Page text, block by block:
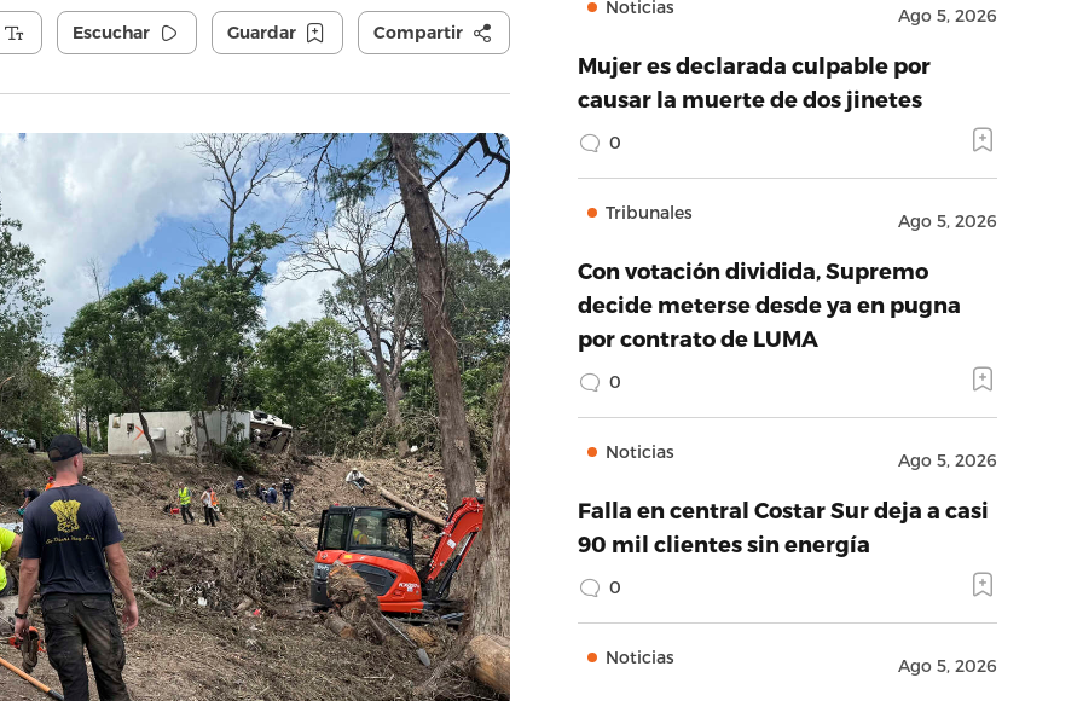
Escuchar Guardar Compartir
Noticias Ago 5, 2026
Mujer es declarada culpable por
causar la muerte de dos jinetes
0
Tribunales Ago 5, 2026
Con votación dividida, Supremo
decide meterse desde ya en pugna
por contrato de LUMA
0
Noticias Ago 5, 2026
Falla en central Costar Sur deja a casi
90 mil clientes sin energía
0
Noticias Ago 5, 2026